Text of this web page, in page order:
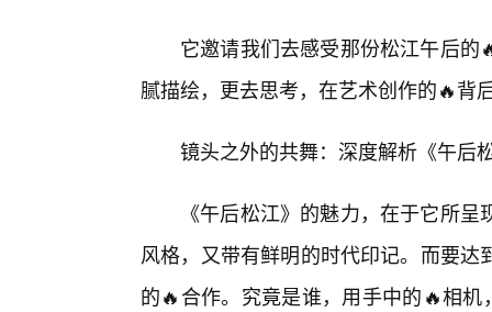
它邀请我们去感受那份松江午后
腻描绘，更去思考，在艺术创作的🔥背
镜头之外的共舞：深度解析《午后
《午后松江》的魅力，在于它所
风格，又带有鲜明的时代印记。而要
的🔥合作。究竟是谁，用手中的🔥相